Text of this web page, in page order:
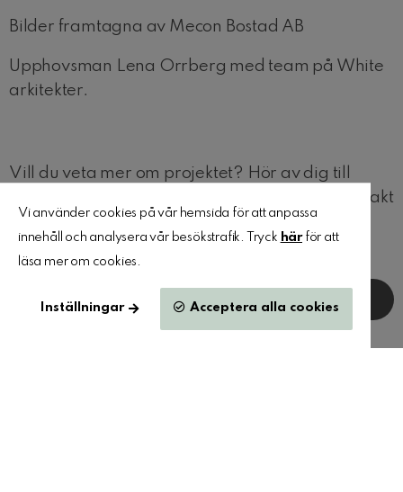
Bilder framtagna av Mecon Bostad AB
Upphovsman Lena Orrberg med team på White
arkitekter.
Vill du veta mer om projektet? Hör av dig till
så ser vi till att du kommer i kontakt
med rätt person
Tillbaka till projekt
Vi använder cookies på vår hemsida för att anpassa
innehåll och analysera vår besökstrafik. Tryck härför att
läsa mer om cookies.
Inställningar Acceptera alla cookies